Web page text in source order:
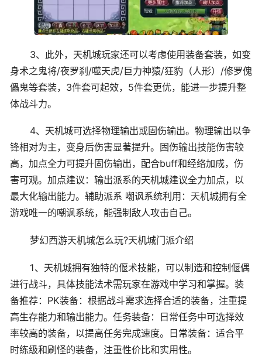
3、此外，天机城玩家还可以考虑使用装备套装，如变
身术之鬼将/夜罗刹/噬天虎/巨力神猿/狂豹（人形）/修罗傀
儡鬼等套装，3件套可起效，5件套更优，能进一步提升整
体战斗力。
4、天机城可选择物理输出或固伤输出。物理输出以争
锋相对为主，变身后伤害显著提升。固伤输出技能伤害较
高，加点全力可提升固伤输出，配合buff和经络加成，伤
害可观。加点建议：输出派系的天机城建议全力加点，以
最大化输出能力。辅助派系 嘲讽系统利用：天机城拥有全
游戏唯一的嘲讽系统，能强制敌人攻击自己。
梦幻西游天机城怎么玩?天机城门派介绍
1、天机城拥有独特的偃术技能，可以制造和控制偃偶
进行战斗，具体技能法术需玩家在游戏中学习和掌握。装
备推荐：PK装备：根据战斗需求选择合适的装备，注重提
高生存能力和输出能力。任务装备：日常任务中可选择效
率较高的装备，以提高任务完成速度。日常装备：适合平
时练级和刷怪的装备，注重性价比和实用性。